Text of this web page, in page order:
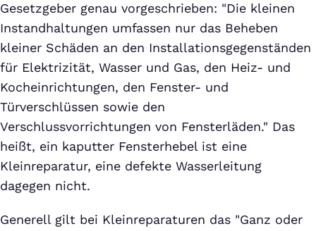
Gesetzgeber genau vorgeschrieben: "Die kleinen
Instandhaltungen umfassen nur das Beheben
kleiner Schäden an den Installationsgegenständen
für Elektrizität, Wasser und Gas, den Heiz- und
Kocheinrichtungen, den Fenster- und
Türverschlüssen sowie den
Verschlussvorrichtungen von Fensterläden." Das
heißt, ein kaputter Fensterhebel ist eine
Kleinreparatur, eine defekte Wasserleitung
dagegen nicht.
Generell gilt bei Kleinreparaturen das "Ganz oder